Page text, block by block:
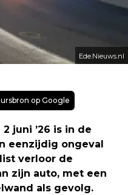
Ede.Nieuws.nl
op Google
juni ’26 is in de
eenzijdig ongeval
verloor de
zijn auto, met een
als gevolg.